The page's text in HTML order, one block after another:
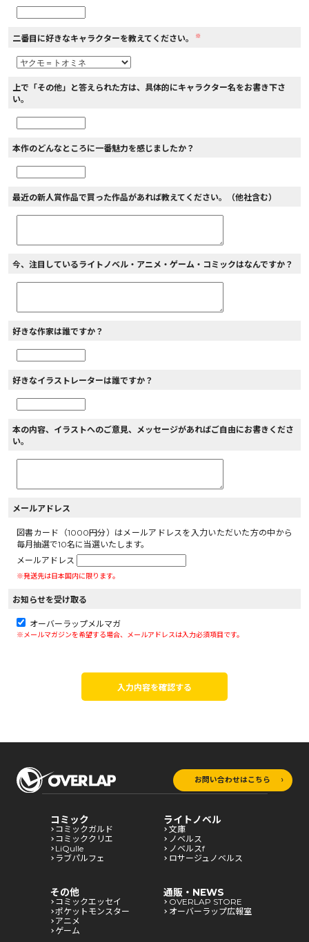
二番目に好きなキャラクターを教えてください。 ※
上で「その他」と答えられた方は、具体的にキャラクター名をお書き下さ
い。
本作のどんなところに一番魅力を感じましたか？
最近の新人賞作品で買った作品があれば教えてください。（他社含む）
今、注目しているライトノベル・アニメ・ゲーム・コミックはなんですか？
好きな作家は誰ですか？
好きなイラストレーターは誰ですか？
本の内容、イラストへのご意見、メッセージがあればご自由にお書きくださ
い。
メールアドレス
図書カード（1000円分）はメールアドレスを入力いただいた方の中から
毎月抽選で10名に当選いたします。
メールアドレス
※発送先は日本国内に限ります。
お知らせを受け取る
オーバーラップメルマガ
※メールマガジンを希望する場合、メールアドレスは入力必須項目です。
入力内容を確認する
お問い合わせはこちら
コミック
コミックガルド
コミッククリエ
LiQulle
ラブパルフェ
ライトノベル
文庫
ノベルス
ノベルスf
ロサージュノベルス
その他
コミックエッセイ
ポケットモンスター
アニメ
ゲーム
通販・NEWS
OVERLAP STORE
オーバーラップ広報室